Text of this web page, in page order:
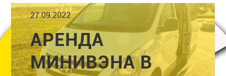
27.09.2022
АРЕНДА
МИНИВЭНА В